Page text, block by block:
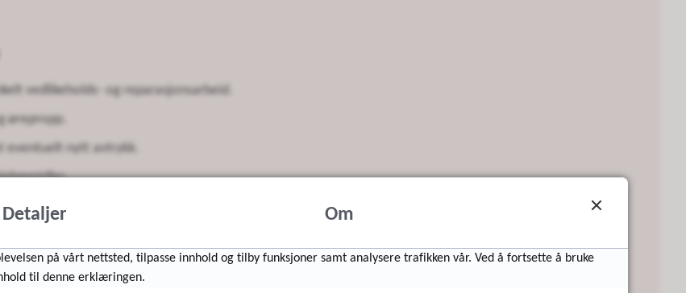
vedlikeholds- og reparasjonsarbeid.
ørepropp.
eventuelt nytt avtrykk.
for reparasjon.
faktura i etterkant. De som har frikort, har ingen egenandel.
Detaljer Om
på vårt nettsted, tilpasse innhold og tilby funksjoner samt analysere trafikken vår. Ved å fortsette å bruke
til denne erklæringen.